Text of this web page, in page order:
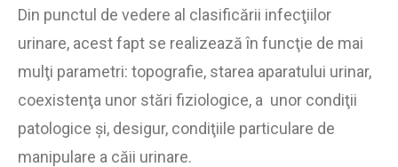
Din punctul de vedere al clasificării infecţiilor
urinare, acest fapt se realizează în funcţie de mai
mulţi parametri: topografie, starea aparatului urinar,
coexistenţa unor stări fiziologice, a unor condiţii
patologice şi, desigur, condiţiile particulare de
manipulare a căii urinare.